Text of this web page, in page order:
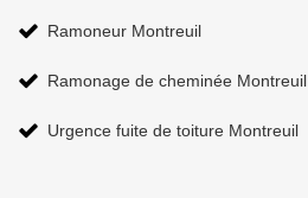
Ramoneur Montreuil
Ramonage de cheminée Montreuil
Urgence fuite de toiture Montreuil